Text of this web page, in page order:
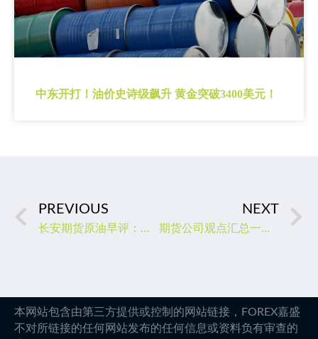
中东开打！油价史诗级飙升 黄金突破3400美元！
PREVIOUS
长安期货原油早评：价格将偏弱震荡，谨慎偏空短差
NEXT
期货公司观点汇总一张图：1月4日有色系（铜、锌、铝、镍、锡等）
本网站包含由第三方提供或控制的网站链接，FOREX嘉盛
不对所链接的任何网站发布的任何信息或资料负有审查的